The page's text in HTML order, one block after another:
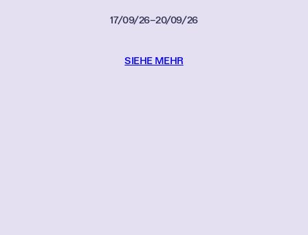
17/09/26–20/09/26
SIEHE MEHR